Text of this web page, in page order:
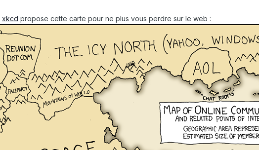
xkcd propose cette carte pour ne plus vous perdre sur le web :